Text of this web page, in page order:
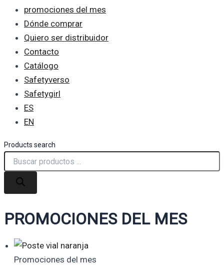
promociones del mes
Dónde comprar
Quiero ser distribuidor
Contacto
Catálogo
Safetyverso
Safetygirl
ES
EN
Products search
PROMOCIONES DEL MES
Promociones del mes